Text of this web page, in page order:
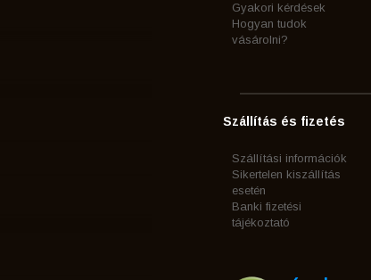
Gyakori kérdések
Hogyan tudok
vásárolni?
Szállítás és fizetés
Szállítási információk
Sikertelen kiszállítás
esetén
Banki fizetési
tájékoztató